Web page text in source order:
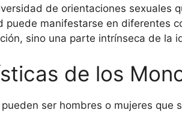
de orientaciones sexuales
puede manifestarse en diferentes
sino una parte intrínseca de la
de los
ser hombres o mujeres que